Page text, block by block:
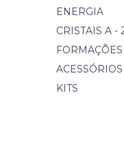
ENERGIA
CRISTAIS A -
FORMAÇÕES
ACESSÓRIOS
KITS